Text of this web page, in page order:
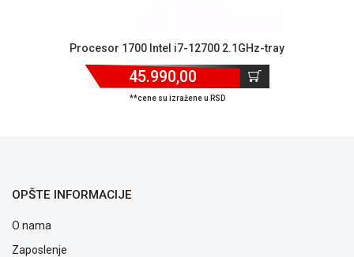
Procesor 1700 Intel i7-12700 2.1GHz-tray
45.990,00
**cene su izražene u RSD
OPŠTE INFORMACIJE
O nama
Zaposlenje